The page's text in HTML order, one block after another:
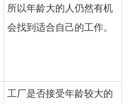
所以年龄大的人仍然有机
会找到适合自己的工作。
工厂是否接受年龄较大的